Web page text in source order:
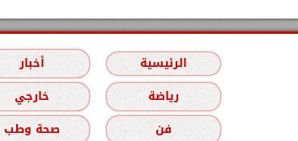
الرئيسية أخبار
رياضة
خارجي
فن
صحة وطب